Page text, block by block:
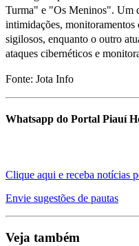
Turma" e "Os Meninos". Um
intimidações, monitoramentos
sigilosos, enquanto o outro
ataques cibernéticos e
Fonte: Jota Info
Whatsapp do Portal Piauí
Clique aqui e receba notícias
Envie sugestões de pautas
Veja também